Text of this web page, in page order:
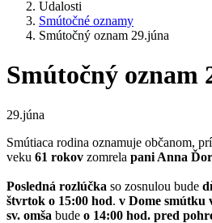
Udalosti
Smútočné oznamy
Smútočný oznam 29.júna
Smútočný oznam
29.júna
Smútiaca rodina oznamuje občanom,
veku 61 rokov zomrela pani Anna
Posledná rozlúčka so zosnulou bude
štvrtok o 15:00 hod. v Dome smútku
sv. omša bude o 14:00 hod. pred